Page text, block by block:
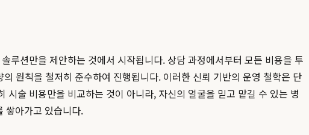
루션만을 제안하는 것에서 시작됩니다. 상담 과정에서부터 모든 비용을 투
원칙을 철저히 준수하여 진행됩니다. 이러한 신뢰 기반의 운영 철학은 단
시술 비용만을 비교하는 것이 아니라, 자신의 얼굴을 믿고 맡길 수 있는 병
쌓아가고 있습니다.